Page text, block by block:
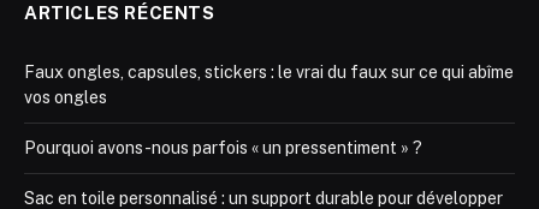
ARTICLES RÉCENTS
Faux ongles, capsules, stickers : le vrai du faux sur ce qui abîme
vos ongles
Pourquoi avons-nous parfois « un pressentiment » ?
Sac en toile personnalisé : un support durable pour développer